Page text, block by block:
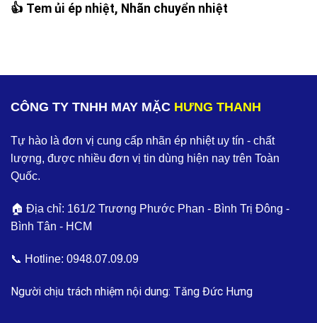
👍 Tem ủi ép nhiệt, Nhãn chuyển nhiệt
CÔNG TY TNHH MAY MẶC HƯNG THANH
Tự hào là đơn vị cung cấp nhãn ép nhiệt uy tín - chất
lượng, được nhiều đơn vị tin dùng hiện nay trên Toàn
Quốc.
🏠 Địa chỉ: 161/2 Trương Phước Phan - Bình Trị Đông -
Bình Tân - HCM
📞 Hotline: 0948.07.09.09
Người chịu trách nhiệm nội dung: Tăng Đức Hưng